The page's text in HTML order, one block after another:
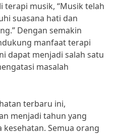
terapi musik, “Musik telah
suasana hati dan
Dengan semakin
manfaat terapi
dapat menjadi salah satu
masalah
terbaru ini,
menjadi tahun yang
Semua orang